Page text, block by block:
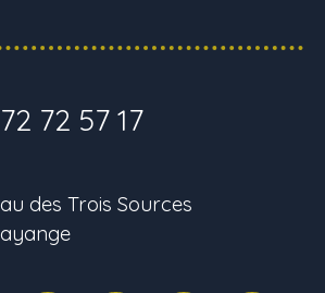
72 57 17
des Trois Sources